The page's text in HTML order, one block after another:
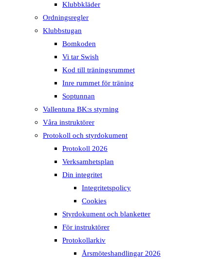
Klubbkläder
Ordningsregler
Klubbstugan
Bomkoden
Vi tar Swish
Kod till träningsrummet
Inre rummet för träning
Soptunnan
Vallentuna BK:s styrning
Våra instruktörer
Protokoll och styrdokument
Protokoll 2026
Verksamhetsplan
Din integritet
Integritetspolicy
Cookies
Styrdokument och blanketter
För instruktörer
Protokollarkiv
Årsmöteshandlingar 2026